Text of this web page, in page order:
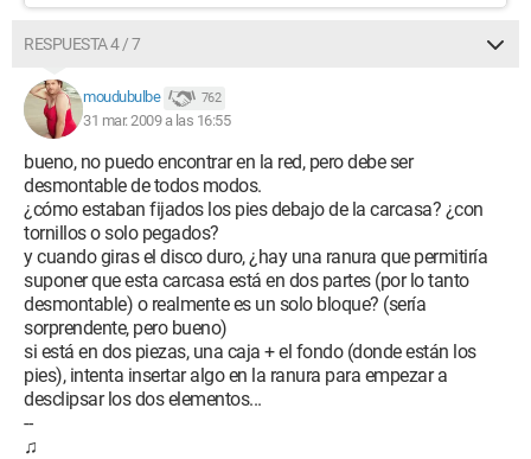
RESPUESTA 4 / 7
moudubulbe 762
31 mar. 2009 a las 16:55
bueno, no puedo encontrar en la red, pero debe ser
desmontable de todos modos.
¿cómo estaban fijados los pies debajo de la carcasa? ¿con
tornillos o solo pegados?
y cuando giras el disco duro, ¿hay una ranura que permitiría
suponer que esta carcasa está en dos partes (por lo tanto
desmontable) o realmente es un solo bloque? (sería
sorprendente, pero bueno)
si está en dos piezas, una caja + el fondo (donde están los
pies), intenta insertar algo en la ranura para empezar a
desclipsar los dos elementos...
--
♫